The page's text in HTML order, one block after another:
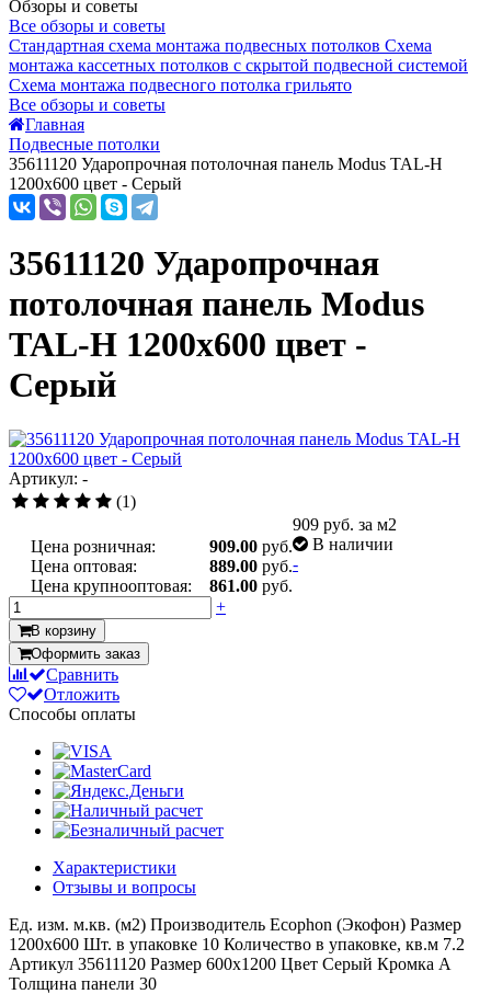
Обзоры и советы
Все обзоры и советы
Стандартная схема монтажа подвесных потолков Схема
монтажа кассетных потолков с скрытой подвесной системой
Схема монтажа подвесного потолка грильято
Все обзоры и советы
Главная
Подвесные потолки
35611120 Ударопрочная потолочная панель Modus TAL-H
1200x600 цвет - Серый
35611120 Ударопрочная
потолочная панель Modus
TAL-H 1200x600 цвет -
Серый
Артикул: -
(1)
Цена розничная: 909.00 руб.
Цена оптовая:
889.00 руб.
Цена крупнооптовая:
861.00 руб.
909 руб. за м2
В наличии
-
+
В корзину
Оформить заказ
Сравнить
Отложить
Способы оплаты
Характеристики
Отзывы и вопросы
Ед. изм. м.кв. (м2) Производитель Ecophon (Экофон) Размер
1200x600 Шт. в упаковке 10 Количество в упаковке, кв.м 7.2
Артикул 35611120 Размер 600x1200 Цвет Серый Кромка A
Толщина панели 30